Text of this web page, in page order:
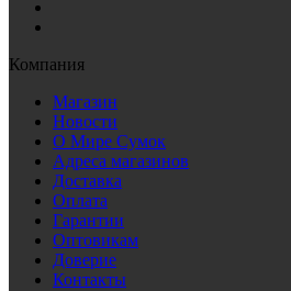
Компания
Магазин
Новости
О Мире Сумок
Адреса магазинов
Доставка
Оплата
Гарантии
Оптовикам
Доверие
Контакты